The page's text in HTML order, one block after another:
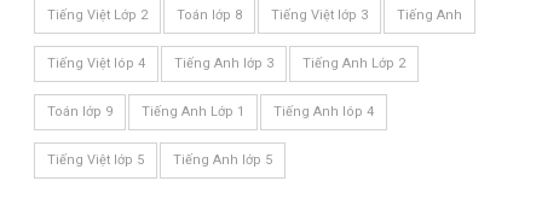
Tiếng Việt Lớp 2 Toán lớp 8 Tiếng Việt lớp 3 Tiếng Anh
Tiếng Việt lóp 4 Tiếng Anh lớp 3 Tiếng Anh Lớp 2
Toán lớp 9 Tiếng Anh Lớp 1 Tiếng Anh lóp 4
Tiếng Việt lớp 5 Tiếng Anh lớp 5